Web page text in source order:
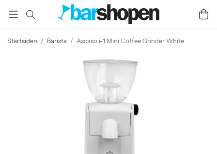
Startsiden / Barista / Ascaso i-1 Mini Coffee Grinder White